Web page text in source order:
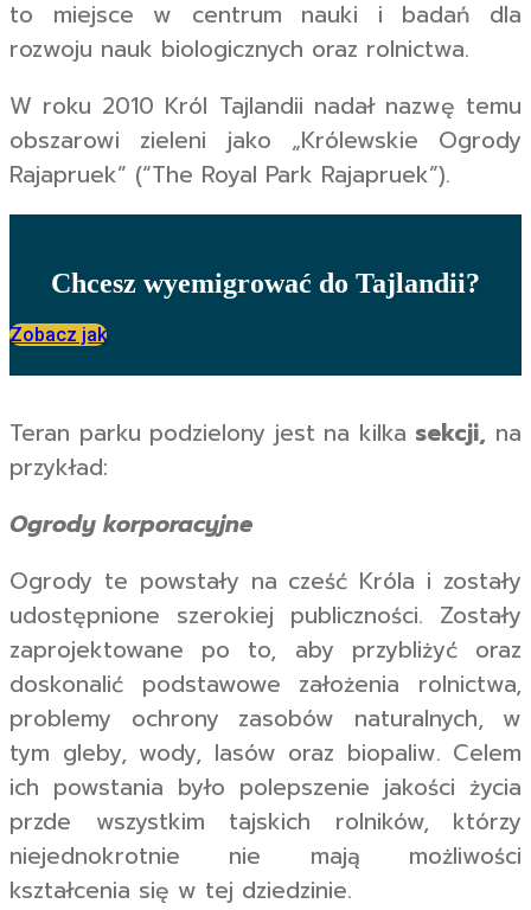
to miejsce w centrum nauki i badań dla
rozwoju nauk biologicznych oraz rolnictwa.
W roku 2010 Król Tajlandii nadał nazwę temu
obszarowi zieleni jako „Królewskie Ogrody
Rajapruek” (“The Royal Park Rajapruek”).
Chcesz wyemigrować do Tajlandii?
Zobacz jak
Teran parku podzielony jest na kilka sekcji, na
przykład:
Ogrody korporacyjne
Ogrody te powstały na cześć Króla i zostały
udostępnione szerokiej publiczności. Zostały
zaprojektowane po to, aby przybliżyć oraz
doskonalić podstawowe założenia rolnictwa,
problemy ochrony zasobów naturalnych, w
tym gleby, wody, lasów oraz biopaliw. Celem
ich powstania było polepszenie jakości życia
przde wszystkim tajskich rolników, którzy
niejednokrotnie nie mają możliwości
kształcenia się w tej dziedzinie.